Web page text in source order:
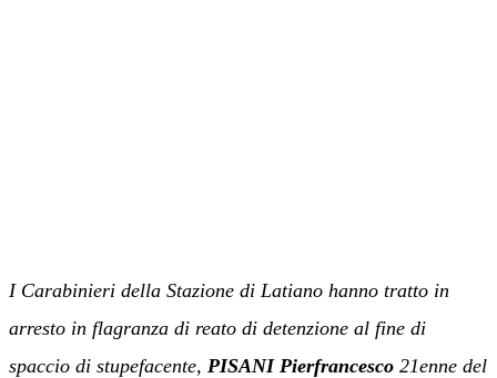
I Carabinieri della Stazione di Latiano hanno tratto in
arresto in flagranza di reato di detenzione al fine di
spaccio di stupefacente, PISANI Pierfrancesco 21enne del